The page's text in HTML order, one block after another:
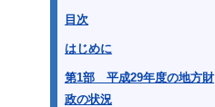
目次
はじめに
第1部 平成29年度の地方財
政の状況